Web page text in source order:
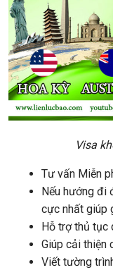
Visa
Tư vấn Miễn
Nếu hướng đi
cực nhất giúp
Hỗ trợ thủ tục
Giúp cải thiện
Viết tường